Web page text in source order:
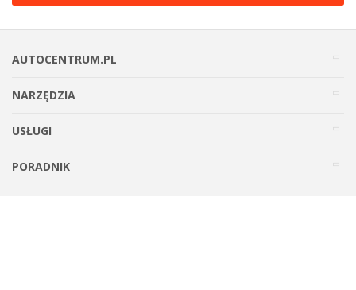
AUTOCENTRUM.PL
NARZĘDZIA
USŁUGI
PORADNIK